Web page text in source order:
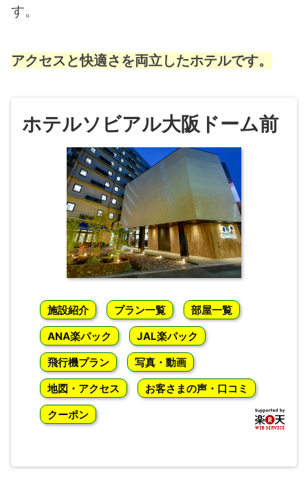
す。
アクセスと快適さを両立したホテルです。
ホテルソビアル大阪ドーム前
施設紹介 プラン一覧
部屋一覧
ANA楽パック
JAL楽パック
飛行機プラン
写真・動画
地図・アクセス
お客さまの声・口コミ
クーポン